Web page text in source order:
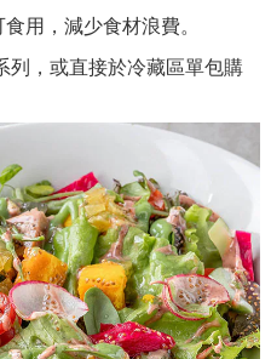
用，減少食材浪費。
列，或直接於冷藏區單包購